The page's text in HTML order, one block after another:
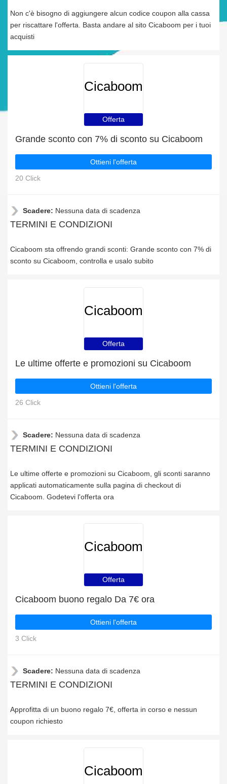
Non c'è bisogno di aggiungere alcun codice coupon alla cassa
per riscattare l'offerta. Basta andare al sito Cicaboom per i tuoi
acquisti
Cicaboom
Offerta
Grande sconto con 7% di sconto su Cicaboom
Ottieni l'offerta
20 Click
Scadere: Nessuna data di scadenza
TERMINI E CONDIZIONI
Cicaboom sta offrendo grandi sconti: Grande sconto con 7% di
sconto su Cicaboom, controlla e usalo subito
Cicaboom
Offerta
Le ultime offerte e promozioni su Cicaboom
Ottieni l'offerta
26 Click
Scadere: Nessuna data di scadenza
TERMINI E CONDIZIONI
Le ultime offerte e promozioni su Cicaboom, gli sconti saranno
applicati automaticamente sulla pagina di checkout di
Cicaboom. Godetevi l'offerta ora
Cicaboom
Offerta
Cicaboom buono regalo Da 7€ ora
Ottieni l'offerta
3 Click
Scadere: Nessuna data di scadenza
TERMINI E CONDIZIONI
Approfitta di un buono regalo 7€, offerta in corso e nessun
coupon richiesto
Cicaboom